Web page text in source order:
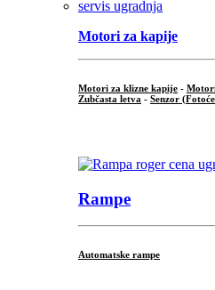
Motori za kapije
Motori za klizne kapije -
Zubčasta letva - Senzor
Rampe
Automatske rampe